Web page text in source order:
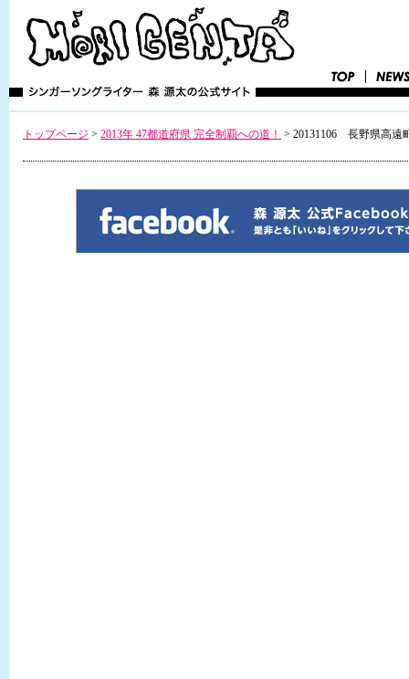
トップページ > 2013年 47都道府県 完全制覇への道！ > 20131106 長野県高遠